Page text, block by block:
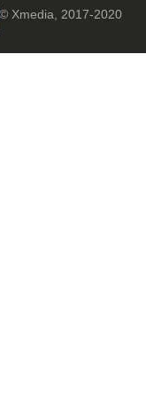
© Xmedia, 2017-2020